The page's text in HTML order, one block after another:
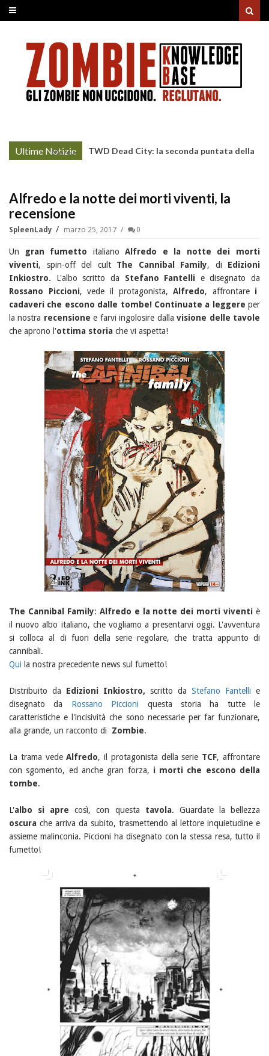
Ultime Notizie
More »
TWD Dead City: la seconda puntata della
Alfredo e la notte dei morti viventi, la
recensione
SpleenLady marzo 25, 2017 0
Un gran fumetto italiano Alfredo e la notte dei morti
viventi, spin-off del cult The Cannibal Family, di Edizioni
Inkiostro. L'albo scritto da Stefano Fantelli e disegnato da
Rossano Piccioni, vede il protagonista,Alfredo, affrontare i
cadaveri che escono dalle tombe! Continuate a leggere per
la nostra recensione e farvi ingolosire dallavisione delle tavole
che aprono l'ottima storia che vi aspetta!
The Cannibal Family: Alfredo e la notte dei morti viventi è
il nuovo albo italiano, che vogliamo a presentarvi oggi. L'avventura
si colloca al di fuori della serie regolare, che tratta appunto di
cannibali.
Qui la nostra precedente news sul fumetto!
Distribuito da Edizioni Inkiostro, scritto da Stefano Fantelli e
disegnato da Rossano Piccioni
questa storia ha tutte le
caratteristiche e l'incisività che sono necessarie per far funzionare,
alla grande, un racconto di Zombie.
La trama vedeAlfredo, il protagonista della serie TCF, affrontare
con sgomento, ed anche gran forza, i morti che escono della
tombe.
L'albo si apre così, con questa tavola.
Guardate la bellezza
oscura che arriva da subito, trasmettendo al lettore inquietudine e
assieme malinconia. Piccioni ha disegnato con la stessa resa, tutto il
fumetto!